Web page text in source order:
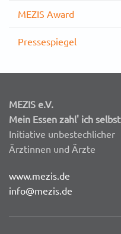
MEZIS Award
Pressespiegel
MEZIS e.V.
Mein Essen zahl' ich selbst
Initiative unbestechlicher
Ärztinnen und Ärzte
www.mezis.de
info@mezis.de